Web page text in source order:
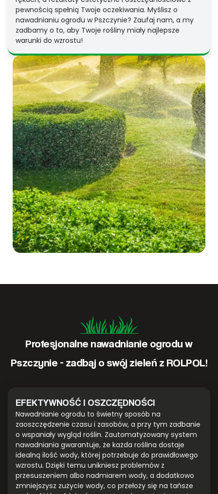
pewnością spełnią Twoje oczekiwania. Myślisz o
nawadnianiu ogrodu w Pszczynie? Zaufaj nam, a my
zadbamy o to, aby Twoje rośliny miały najlepsze
warunki do wzrostu!
Profesjonalne nawadnianie ogrodu w
Pszczynie - zadbaj o swój zieleń z ROLPOL!
EFEKTYWNOŚĆ I OSZCZĘDNOŚCI
Nawadnianie ogrodu to świetny sposób na
zaoszczędzenie czasu i zasobów, a przy tym zadbanie
o wspaniały wygląd roślin. Zautomatyzowany system
nawadniania gwarantuje, że każda roślina dostaje
idealną ilość wody, której potrzebuje do prawidłowego
wzrostu. Dzięki temu unikniesz problemów z
przesuszeniem albo nadmiarem wody, a dodatkowo
zmniejszysz zużycie wody, co przełoży się na tańsze